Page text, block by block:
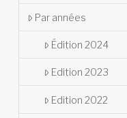
Par années
Édition 2024
Edition 2023
Edition 2022